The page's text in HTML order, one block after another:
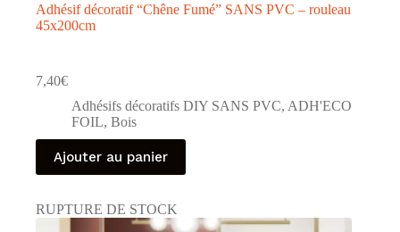
Adhésif décoratif “Chêne Fumé” SANS PVC – rouleau
45x200cm
7,40€
Adhésifs décoratifs DIY SANS PVC, ADH'ECO
FOIL, Bois
Ajouter au panier
RUPTURE DE STOCK